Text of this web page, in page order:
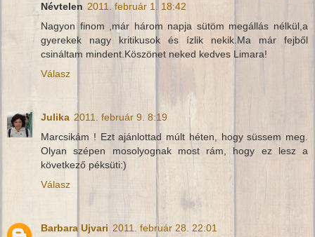
Névtelen 2011. február 1. 18:42
Nagyon finom ,már három napja sütöm megállás nélkül,a
gyerekek nagy kritikusok és ízlik nekik.Ma már fejből
csináltam mindent.Köszönet neked kedves Limara!
Válasz
Julika 2011. február 9. 8:19
Marcsikám ! Ezt ajánlottad múlt héten, hogy süssem meg.
Olyan szépen mosolyognak most rám, hogy ez lesz a
következő péksüti:)
Válasz
Barbara Ujvari 2011. február 28. 22:01